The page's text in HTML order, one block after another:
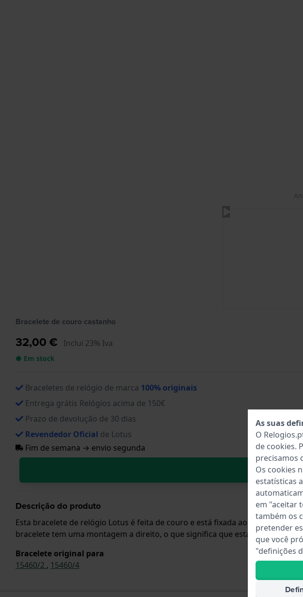
Bracelete de couro castanho
32,00 € Inclui 23% Iva
● Em stock
Braceletes de relógio de marca 100% originais
Entrega grátis Relógios acima de 150€
Prazo de devolução de 30 dias
Revendedor Oficial de Lotus
Fim de semana → envio segunda
Descrição do produto
Esta bracelete de relógio Lotus é feita de couro e está fixada ao relógio
bracelete tem uma montagem a direito, o que significa que esta bracelete é
Bracelete original para
15460/2 , 15460/4
As suas
O
de cookies.
precisamos
Os cookies
estatísticas
em "aceitar
também os
pretender
que você
"definições